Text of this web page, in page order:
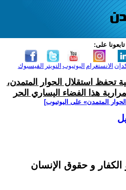
تابعونا على:
الفيسبوك التويتر اليوتيوب الانستغرام
تحفظ استقلال الحوار المتمدن،
هذا الفضاء اليساري الحر
المتمدن» على اليوتيوب]
و حقوق الإنسان